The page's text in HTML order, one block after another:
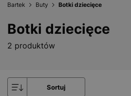
Bartek Buty Botki dziecięce
Botki dziecięce
2 produktów
Sortuj